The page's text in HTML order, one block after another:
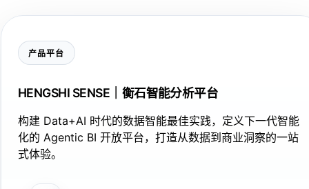
产品平台
HENGSHI SENSE｜衡石智能分析平台
构建 Data+AI 时代的数据智能最佳实践，定义下一代智能
化的 Agentic BI 开放平台，打造从数据到商业洞察的一站
式体验。